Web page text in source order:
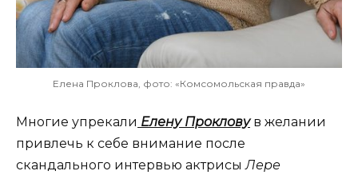
Елена Проклова, фото: «Комсомольская правда»
Многие упрекали Елену Прокловув желании
привлечь к себе внимание после
скандального интервью актрисыЛере